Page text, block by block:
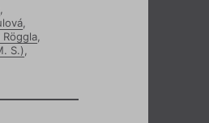
,
,
,
S.),